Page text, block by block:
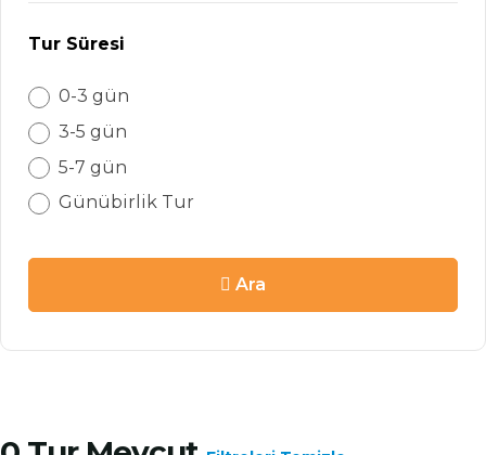
Tur Süresi
0-3 gün
3-5 gün
5-7 gün
Günübirlik Tur
Ara